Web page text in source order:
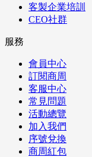
客製企業培訓
CEO社群
服務
會員中心
訂閱商周
客服中心
常見問題
活動總覽
加入我們
序號兌換
商周紅包